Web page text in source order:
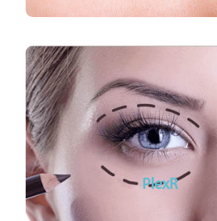
PlexR
PlexR
PlexR® Soft
Ooglidcorrecties
Huidveroudering, zoals rimpels en